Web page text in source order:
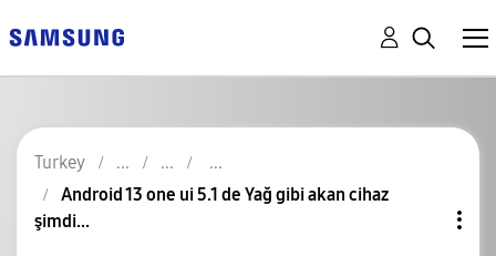
Turkey
Android 13 one ui 5.1 de Yağ gibi akan cihaz
şimdi...